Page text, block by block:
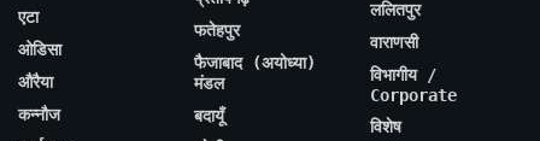
एटा
ओडिसा
औरैया
कन्नौज
फतेहपुर
फैजाबाद (अयोध्या)
मंडल
बदायूँ
ललितपुर
वाराणसी
विभागीय /
Corporate
विशेष